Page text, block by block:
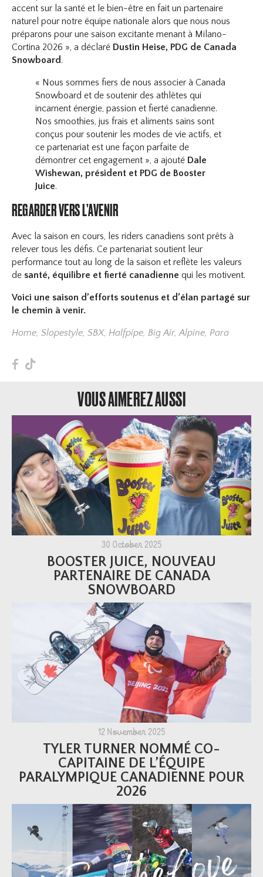
accent sur la santé et le bien-être en fait un partenaire
naturel pour notre équipe nationale alors que nous nous
préparons pour une saison excitante menant à Milano-
Cortina 2026 », a déclaré Dustin Heise, PDG de Canada
Snowboard .
« Nous sommes fiers de nous associer à Canada
Snowboard et de soutenir des athlètes qui
incarnent énergie, passion et fierté canadienne.
Nos smoothies, jus frais et aliments sains sont
conçus pour soutenir les modes de vie actifs, et
ce partenariat est une façon parfaite de
démontrer cet engagement », a ajouté Dale
Wishewan, président et PDG de Booster
Juice.
REGARDER VERS L’AVENIR
Avec la saison en cours, les riders canadiens sont prêts à
relever tous les défis. Ce partenariat soutient leur
performance tout au long de la saison et reflète les valeurs
de santé, équilibre et fierté canadienne qui les motivent.
Voici une saison d’efforts soutenus et d’élan partagé sur
le chemin à venir.
Home ,Slopestyle ,SBX, Halfpipe Big Air,Alpine Para
F T
VOUS AIMEREZ AUSSI
30 October 2025
BOOSTER JUICE, NOUVEAU
PARTENAIRE DE CANADA
SNOWBOARD
12 November 2025
TYLER TURNER NOMMÉ CO-
CAPITAINE DE L’ÉQUIPE
PARALYMPIQUE CANADIENNE POUR
2026